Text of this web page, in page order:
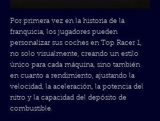
Por primera vez en la historia de la
franquicia, los jugadores pueden
personalizar sus coches en Top Racer 1,
no solo visualmente, creando un estilo
único para cada máquina, sino también
en cuanto a rendimiento, ajustando la
velocidad, la aceleración, la potencia del
nitro y la capacidad del depósito de
combustible.